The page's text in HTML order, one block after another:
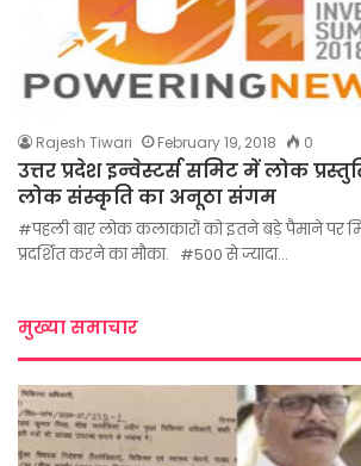
Rajesh Tiwari February 19, 2018 0
उत्तर प्रदेश इन्वेस्टर्स समिट में लोक
लोक संस्कृति का अनूठा संगम
#पहली बार लोक कलाकारों को इतने बड़े पैमाने पर
प्रदर्शित करने का मौका. #500 से ज्यादा…
मुख्या समाचार